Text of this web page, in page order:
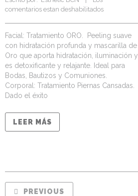
comentarios estan deshabilitados
Facial: Tratamiento ORO. Peeling suave
con hidratación profunda y mascarilla de
Oro que aporta hidratación, iluminación y
es detoxificante y relajante. Ideal para
Bodas, Bautizos y Comuniones.
Corporal: Tratamiento Piernas Cansadas.
Dado el éxito
LEER MÁS
PREVIOUS